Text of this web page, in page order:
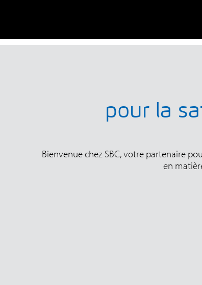
pour la
Bienvenue chez SBC, votre partenaire
en